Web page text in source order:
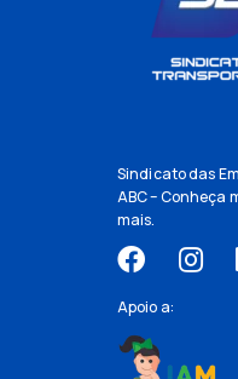
Sindicato das
ABC – Conheça
mais.
Apoio a: